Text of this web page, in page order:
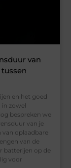
van
en het goed
in zowel
bespreken we
van je
van oplaadbare
van de
batterijen op de
voor